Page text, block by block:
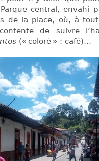
central, envahi
de la place, où, à
de suivre
(« coloré » : café)…